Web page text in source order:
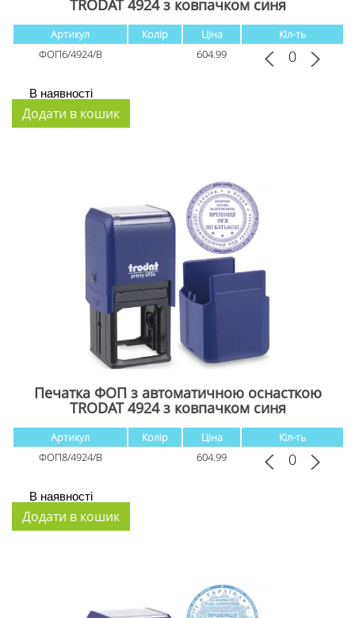
TRODAT 4924 з ковпачком cиня
Артикул Колір Ціна
Кіл-ть
ФОП6/4924/B
604.99
В наявності
Печатка ФОП з автоматичною оснасткою
TRODAT 4924 з ковпачком cиня
Артикул Колір Ціна
Кіл-ть
ФОП8/4924/B
604.99
В наявності